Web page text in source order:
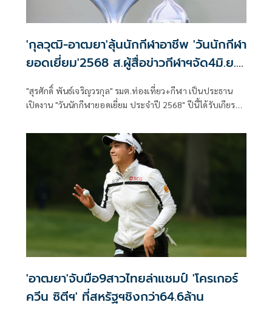
'กุลวุฒิ-อาฒยา'ลุ้นนักกีฬาอาชีพ 'วันนักกีฬา
ยอดเยี่ยม'2568 ส.ผู้สื่อข่าวกีฬาฯจัด4มิ.ย.นี้
ที่รร.อโนมา
"สุรศักดิ์ พันธ์เจริญวรกุล" รมต.ท่องเที่ยว+กีฬา เป็นประธาน
เปิดงาน "วันนักกีฬายอดเยี่ยม ประจำปี 2568" ปีนี้ได้รับเกียรติ
จัดงาน พร้อมด้วย "ดร.ณัฏฐ์ ธีรณัฐสุภานนท์" นั่งประธานคัด
รางวัล พร้อมเคาะผู้เข้ารอบลุ้นรางวัลใหญ่ "ออสการ์กีฬาไทย"
ครบทุกรางวัลแล้ว สมาคมผู้สื่อข่าวกีฬาแห่งประเทศไทย จัด
งานใหญ่ วันที่ 4 มิ.ย.นี้ ที่โรงแรมอโนมาแกรนด์ ช่อง MCOT 30
ถ่ายทอดสด 13.00-15.00 น.
'อาฒยา'จับมือ9สาวไทยล่าแชมป์ 'โครเกอร์
ควีน ซิตีฯ' ที่สหรัฐฯชิงกว่า64.6ล้าน